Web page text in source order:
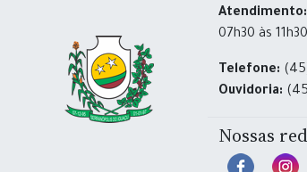
Atendimento:
07h30 às
Telefone:
Ouvidoria:
Nossas